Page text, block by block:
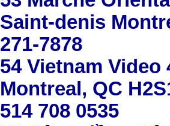
Saint-denis
271-7878
54 Vietnam
Montreal, QC
514 708 0535